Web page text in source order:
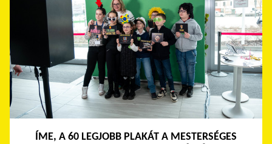
ÍME, A 60 LEGJOBB PLAKÁT A MESTERSÉGES